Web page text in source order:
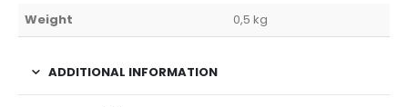
Weight 0,5 kg
ADDITIONAL INFORMATION